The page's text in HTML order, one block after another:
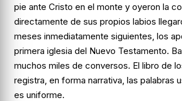
pie ante Cristo en el monte y oyeron la
directamente de sus propios labios
meses inmediatamente siguientes, los
primera iglesia del Nuevo Testamento.
muchos miles de conversos. El libro de
registra, en forma narrativa, las palabras
es uniforme.